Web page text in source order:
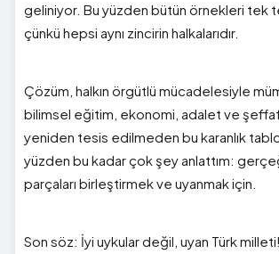
geliniyor. Bu yüzden bütün örnekleri tek
çünkü hepsi aynı zincirin halkalarıdır.
Çözüm, halkın örgütlü mücadelesiyle
bilimsel eğitim, ekonomi, adalet ve
yeniden tesis edilmeden bu karanlık
yüzden bu kadar çok şey anlattım:
parçaları birleştirmek ve uyanmak için.
Son söz: İyi uykular değil, uyan Türk milleti!